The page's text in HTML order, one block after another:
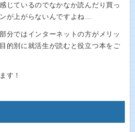
じているのでなかなか読んだり買っ
が上がらないんですよね…
分ではインターネットの方がメリッ
的別に就活生が読むと役立つ本をご
す！